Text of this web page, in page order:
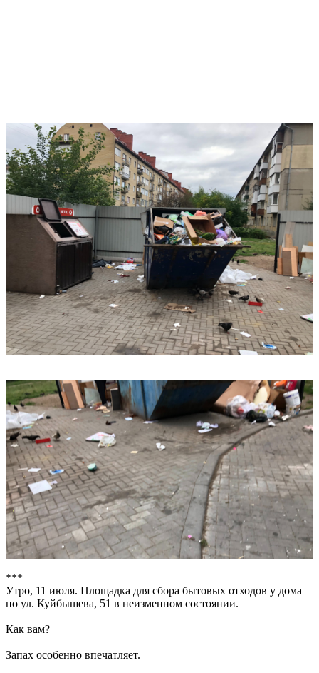
***
Утро, 11 июля. Площадка для сбора бытовых отходов у дома
по ул. Куйбышева, 51 в неизменном состоянии.
Как вам?
Запах особенно впечатляет.